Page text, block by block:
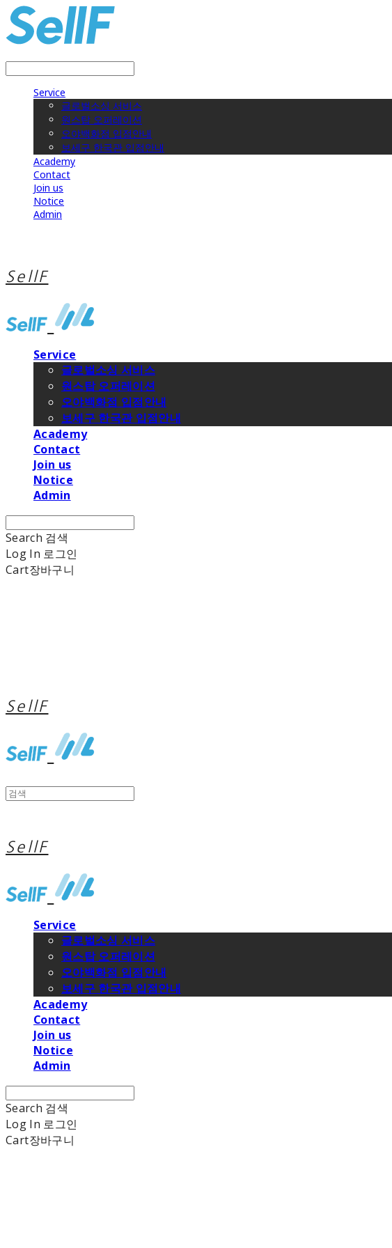
Service
글로벌소싱 서비스
원스탑 오퍼레이션
오야백화점 입점안내
보세구 한국관 입점안내
Academy
Contact
Join us
Notice
Admin
SellF
Service
글로벌소싱 서비스
원스탑 오퍼레이션
오야백화점 입점안내
보세구 한국관 입점안내
Academy
Contact
Join us
Notice
Admin
Search 검색
Log In 로그인
Cart장바구니
SellF
SellF
Service
글로벌소싱 서비스
원스탑 오퍼레이션
오야백화점 입점안내
보세구 한국관 입점안내
Academy
Contact
Join us
Notice
Admin
Search 검색
Log In 로그인
Cart장바구니